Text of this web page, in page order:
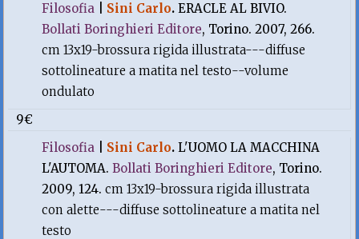
Filosofia
Sini Carlo.ERACLE AL BIVIO.
Bollati Boringhieri Editore, Torino. 2007, 266.
cm 13x19-brossura rigida illustrata---diffuse
sottolineature a matita nel testo--volume
ondulato
9€
Filosofia
Sini Carlo.L'UOMO LA MACCHINA
L'AUTOMA.Bollati Boringhieri Editore, Torino.
2009, 124.cm 13x19-brossura rigida illustrata
con alette---diffuse sottolineature a matita nel
testo